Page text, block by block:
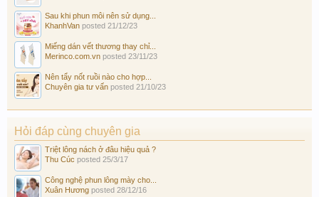
Sau khi phun môi nên sử dụng...
KhanhVan posted 21/12/23
Miếng dán vết thương thay chỉ...
Merinco.com.vn posted 23/11/23
Nên tẩy nốt ruồi nào cho hợp...
Chuyên gia tư vấn posted 21/10/23
Hỏi đáp cùng chuyên gia
Triệt lông nách ở đâu hiệu quả ?
Thu Cúc posted 25/3/17
Công nghệ phun lông mày cho...
Xuân Hương posted 28/12/16